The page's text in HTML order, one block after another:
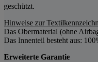
geschützt.
Hinweise zur
Das Obermaterial (ohne
Das Innenteil besteht aus:
Erweiterte Garantie